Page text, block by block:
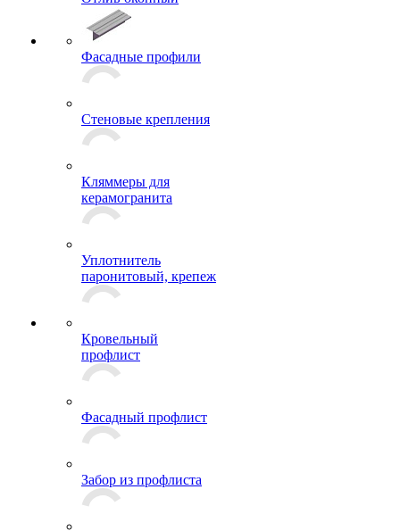
Отлив оконный
керамогранита
паронитовый, крепеж
профлист
Фасадный профлист